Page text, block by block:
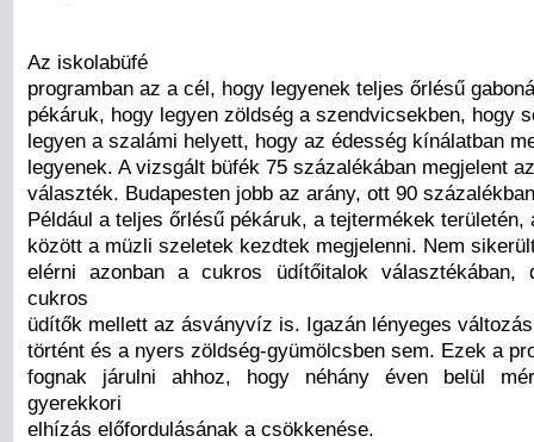
Az iskolabüfé
programban az a cél, hogy legyenek teljes őrlésű
pékáruk, hogy legyen zöldség a szendvicsekben, hogy
legyen a szalámi helyett, hogy az édesség kínálatban
legyenek. A vizsgált büfék 75 százalékában megjelent
választék. Budapesten jobb az arány, ott 90
Például a teljes őrlésű pékáruk, a tejtermékek területén,
között a müzli szeletek kezdtek megjelenni. Nem
elérni azonban a cukros üdítőitalok választékában,
cukros
üdítők mellett az ásványvíz is. Igazán lényeges
történt és a nyers zöldség-gyümölcsben sem. Ezek a
fognak járulni ahhoz, hogy néhány éven belül
gyerekkori
elhízás előfordulásának a csökkenése.